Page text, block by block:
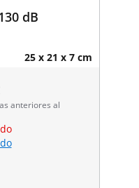
dB
25 x 21 x 7 cm
anteriores al